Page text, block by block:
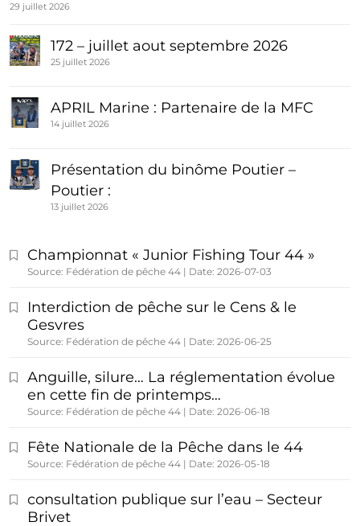
29 juillet 2026
172 – juillet aout septembre 2026
25 juillet 2026
APRIL Marine : Partenaire de la MFC
14 juillet 2026
Présentation du binôme Poutier –
Poutier :
13 juillet 2026
Championnat « Junior Fishing Tour 44 »
Source: Fédération de pêche 44 Date: 2026-07-03
Interdiction de pêche sur le Cens & le
Gesvres
Source: Fédération de pêche 44 Date: 2026-06-25
Anguille, silure… La réglementation évolue
en cette fin de printemps…
Source: Fédération de pêche 44 Date: 2026-06-18
Fête Nationale de la Pêche dans le 44
Source: Fédération de pêche 44 Date: 2026-05-18
consultation publique sur l’eau – Secteur
Brivet